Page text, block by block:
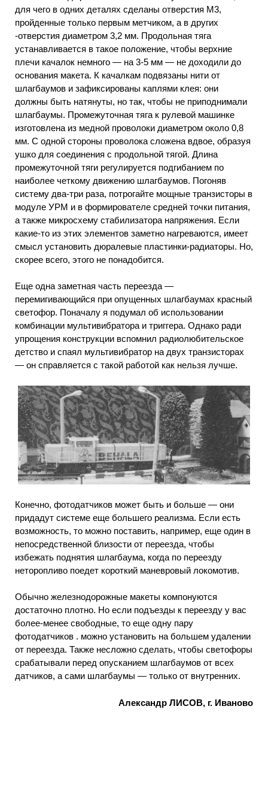
для чего в одних деталях сделаны отверстия М3,
пройденные только первым метчиком, а в других
-отверстия диаметром 3,2 мм. Продольная тяга
устанавливается в такое положение, чтобы верхние
плечи качалок немного — на 3-5 мм — не доходили до
основания макета. К качалкам подвязаны нити от
шлагбаумов и зафиксированы каплями клея: они
должны быть натянуты, но так, чтобы не приподнимали
шлагбаумы. Промежуточная тяга к рулевой машинке
изготовлена из медной проволоки диаметром около 0,8
мм. С одной стороны проволока сложена вдвое, образуя
ушко для соединения с продольной тягой. Длина
промежуточной тяги регулируется подгибанием по
наиболее четкому движению шлагбаумов. Погоняв
систему два-три раза, потрогайте мощные транзисторы в
модуле УРМ и в формирователе средней точки питания,
а также микросхему стабилизатора напряжения. Если
какие-то из этих элементов заметно нагреваются, имеет
смысл установить дюралевые пластинки-радиаторы. Но,
скорее всего, этого не понадобится.
Еще одна заметная часть переезда —
перемигивающийся при опущенных шлагбаумах красный
светофор. Поначалу я подумал об использовании
комбинации мультивибратора и триггера. Однако ради
упрощения конструкции вспомнил радиолюбительское
детство и спаял мультивибратор на двух транзисторах
— он справляется с такой работой как нельзя лучше.
Конечно, фотодатчиков может быть и больше — они
придадут системе еще большего реализма. Если есть
возможность, то можно поставить, например, еще один в
непосредственной близости от переезда, чтобы
избежать поднятия шлагбаума, когда по переезду
неторопливо поедет короткий маневровый локомотив.
Обычно железнодорожные макеты компонуются
достаточно плотно. Но если подъезды к переезду у вас
более-менее свободные, то еще одну пару
фотодатчиков . можно установить на большем удалении
от переезда. Также несложно сделать, чтобы светофоры
срабатывали перед опусканием шлагбаумов от всех
датчиков, а сами шлагбаумы — только от внутренних.
Александр ЛИСОВ, г. Иваново